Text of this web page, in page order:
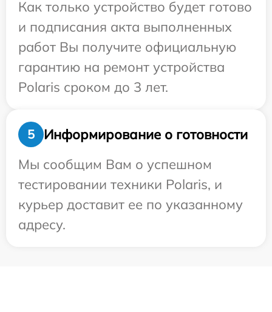
Как только устройство будет готово
и подписания акта выполненных
работ Вы получите официальную
гарантию на ремонт устройства
Polaris сроком до 3 лет.
5
Информирование о готовности
Мы сообщим Вам о успешном
тестировании техники Polaris, и
курьер доставит ее по указанному
адресу.